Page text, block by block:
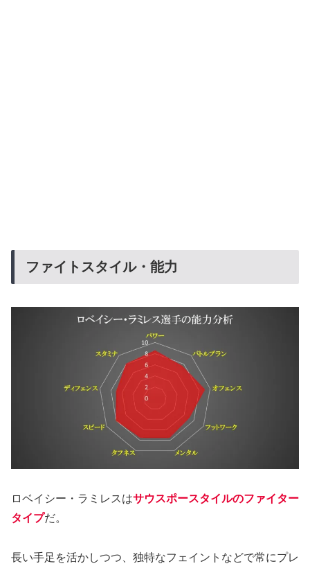
ファイトスタイル・能力
ロベイシー・ラミレスはサウスポースタイルのファイター
タイプだ。
長い手足を活かしつつ、独特なフェイントなどで常にプレ